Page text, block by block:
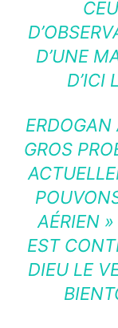
D’UNE
D’ICI
GROS
AÉRIEN
EST
DIEU LE